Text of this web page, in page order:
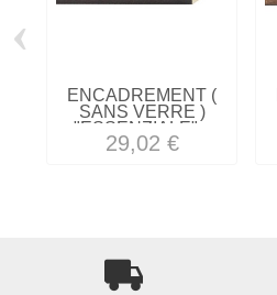
ENCADREMENT (
SANS VERRE )
"ESSENZIALE"...
29,02 €
‹